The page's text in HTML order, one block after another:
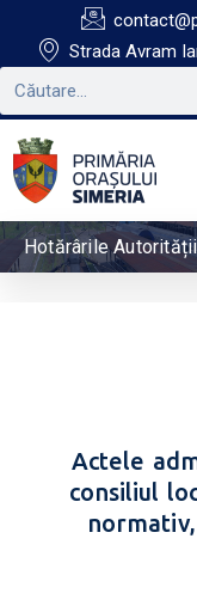
Strada Avram
Hotărârile
Actele
consiliul